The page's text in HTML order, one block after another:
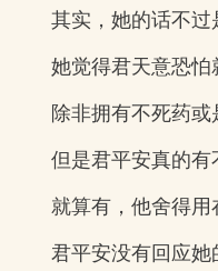
其实，她的话不过
她觉得君天意恐怕
除非拥有不死药或
但是君平安真的有
就算有，他舍得用
君平安没有回应